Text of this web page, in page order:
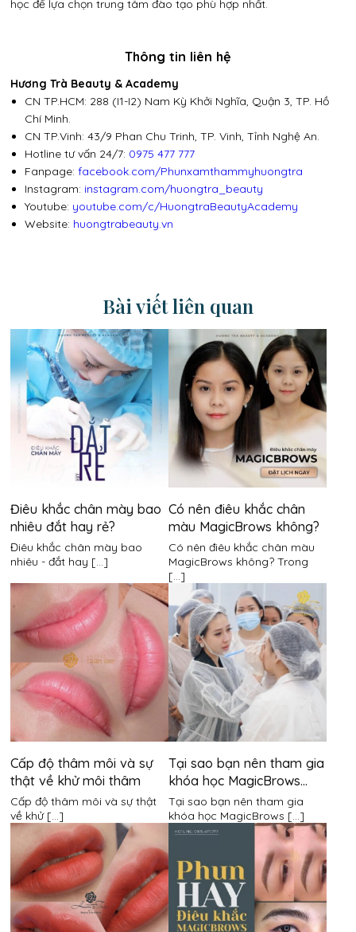
học để lựa chọn trung tâm đào tạo phù hợp nhất.
Thông tin liên hệ
Hương Trà Beauty & Academy
CN TP.HCM: 288 (I1-I2) Nam Kỳ Khởi Nghĩa, Quận 3, TP. Hồ
Chí Minh.
CN TP.Vinh: 43/9 Phan Chu Trinh, TP. Vinh, Tỉnh Nghệ An.
Hotline tư vấn 24/7: 0975 477 777
Fanpage:facebook.com/Phunxamthammyhuongtra
Instagram: instagram.com/huongtra_beauty
Youtube: youtube.com/c/HuongtraBeautyAcademy
Website: huongtrabeauty.vn
Bài viết liên quan
Điêu khắc chân mày bao
nhiêu đắt hay rẻ?
Điêu khắc chân mày bao
nhiêu - đắt hay [...]
Có nên điêu khắc chân
màu MagicBrows không?
Có nên điêu khắc chân màu
MagicBrows không? Trong
[...]
Cấp độ thâm môi và sự
thật về khử môi thâm
Cấp độ thâm môi và sự thật
về khử [...]
Tại sao bạn nên tham gia
khóa học MagicBrows
cùng Hương Trà?
Tại sao bạn nên tham gia
khóa học MagicBrows [...]
Gửi